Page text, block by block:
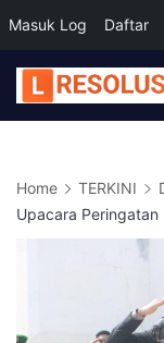
Masuk Log Daftar
Skip
to
Home TERKINI
Upacara Peringatan